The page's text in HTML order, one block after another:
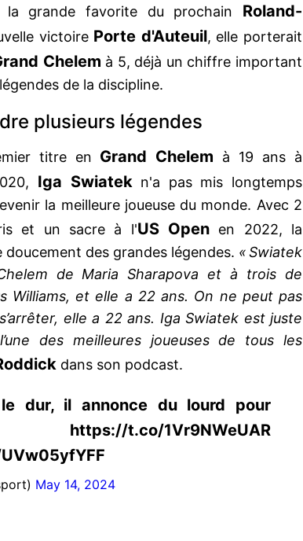
la grande favorite du prochain Roland-
victoire Porte d'Auteuil, elle porterait
Chelem à 5, déjà un chiffre important
de la discipline.
plusieurs légendes
titre en Grand Chelem à 19 ans à
Iga Swiatekn'a pas mis longtemps
la meilleure joueuse du monde. Avec 2
et un sacre à l'US Open en 2022, la
doucement des grandes légendes. « Swiatek
de Maria Sharapova et à trois de
Williams, et elle a 22 ans. On ne peut pas
elle a 22 ans. Iga Swiatek est juste
des meilleures joueuses de tous les
dans son podcast.
dur, il annonce du lourd pour
t.co/1Vr9NWeUAR
May 14, 2024